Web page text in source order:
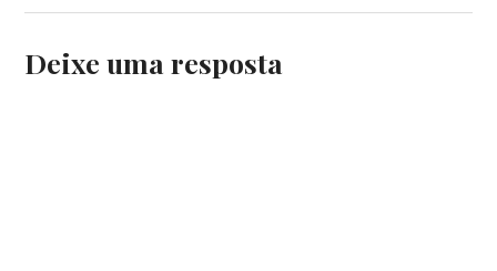
Deixe uma resposta